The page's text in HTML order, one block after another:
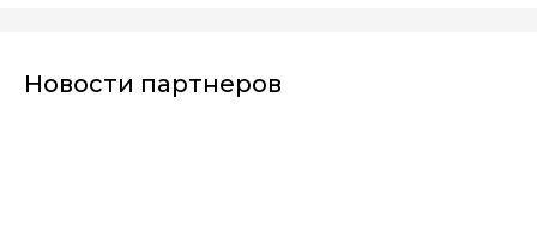
Новости партнеров